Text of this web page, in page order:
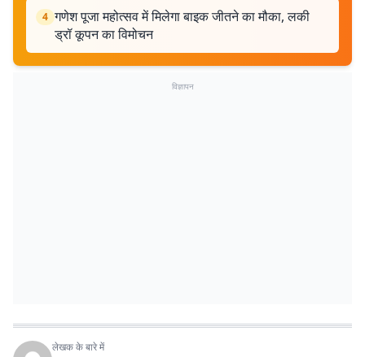
4 गणेश पूजा महोत्सव में मिलेगा बाइक जीतने का मौका, लकी
ड्रॉ कूपन का विमोचन
विज्ञापन
लेखक के बारे में